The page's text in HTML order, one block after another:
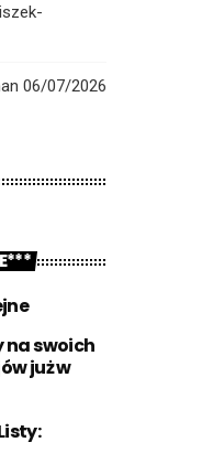
06/07/2026
na swoich
już w